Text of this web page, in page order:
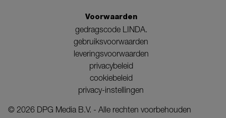
Voorwaarden
gedragscode LINDA.
gebruiksvoorwaarden
leveringsvoorwaarden
privacybeleid
cookiebeleid
privacy-instellingen
© 2026 DPG Media B.V. - Alle rechten voorbehouden